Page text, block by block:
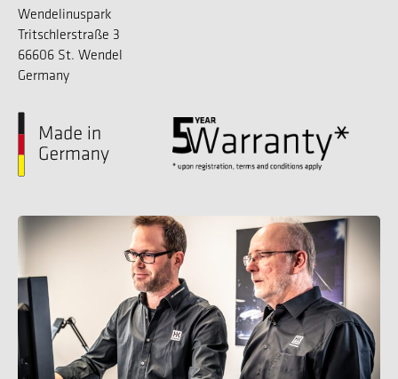
Wendelinuspark
Tritschlerstraße 3
66606 St. Wendel
Germany